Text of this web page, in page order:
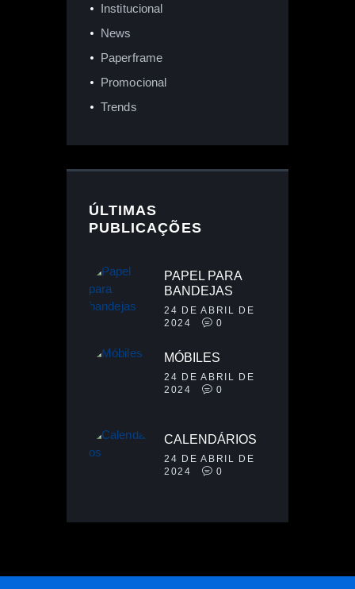
Institucional
News
Paperframe
Promocional
Trends
ÚLTIMAS
PUBLICAÇÕES
PAPEL PARA
BANDEJAS
24 DE ABRIL DE
2024
0
MÓBILES
24 DE ABRIL DE
2024
0
CALENDÁRIOS
24 DE ABRIL DE
2024
0